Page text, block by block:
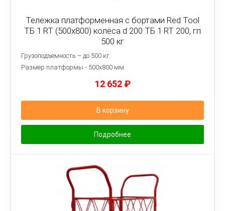
Тележка платформенная с бортами Red Tool
ТБ 1 RT (500x800) колёса d 200 ТБ 1 RT 200, гп
500 кг
Грузоподъемность – до 500 кг.
Размер платформы - 500х800 мм.
12 652 ₽
В корзину
Подробнее